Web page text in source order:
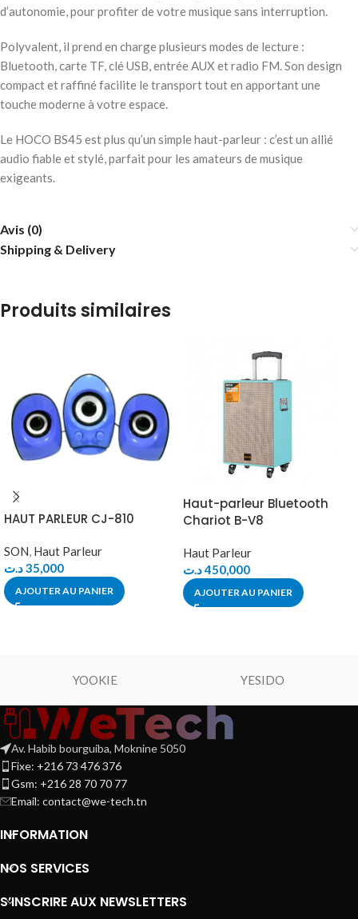
d’autonomie, pour profiter de votre musique sans interruption.
Polyvalent, il prend en charge plusieurs modes de lecture :
Bluetooth, carte TF, clé USB, entrée AUX et radio FM. Son design
compact et raffiné facilite le transport tout en apportant une
touche moderne à votre espace.
Le HOCO BS45 est plus qu’un simple haut-parleur : c’est un allié
audio fiable et stylé, parfait pour les amateurs de musique
exigeants.
Avis (0)
Shipping & Delivery
Produits similaires
HAUT PARLEUR CJ-810
SON, Haut Parleur
35,000د.ت
AJOUTER AU PANIER
Haut-parleur Bluetooth
Chariot B-V8
Haut Parleur
450,000د.ت
AJOUTER AU PANIER
YOOKIE YESIDO
Av. Habib bourguiba, Moknine 5050
Fixe: +216 73 476 376
Gsm: +216 28 70 70 77
Email: contact@we-tech.tn
INFORMATION
NOS SERVICES
S’INSCRIRE AUX NEWSLETTERS